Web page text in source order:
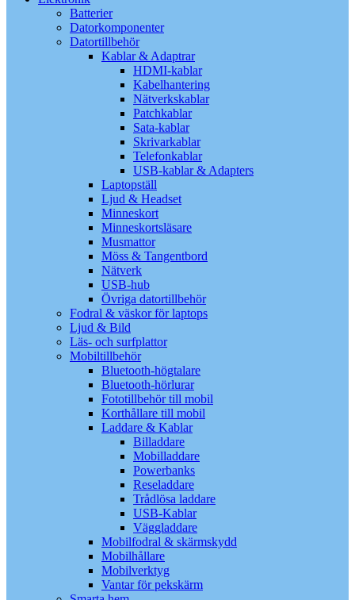
Batterier
Datorkomponenter
Datortillbehör
Kablar & Adaptrar
HDMI-kablar
Kabelhantering
Nätverkskablar
Patchkablar
Sata-kablar
Skrivarkablar
Telefonkablar
USB-kablar & Adapters
Laptopställ
Ljud & Headset
Minneskort
Minneskortsläsare
Musmattor
Möss & Tangentbord
Nätverk
USB-hub
Övriga datortillbehör
Fodral & väskor för laptops
Ljud & Bild
Läs- och surfplattor
Mobiltillbehör
Bluetooth-högtalare
Bluetooth-hörlurar
Fototillbehör till mobil
Korthållare till mobil
Laddare & Kablar
Billaddare
Mobilladdare
Powerbanks
Reseladdare
Trådlösa laddare
USB-Kablar
Väggladdare
Mobilfodral & skärmskydd
Mobilhållare
Mobilverktyg
Vantar för pekskärm